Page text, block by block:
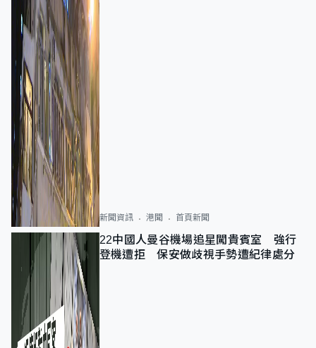
新聞資訊 港聞 首頁新聞
22中國人曼谷機場追星闖貴賓室 強行
登機遭拒 保安做歧視手勢遭紀律處分